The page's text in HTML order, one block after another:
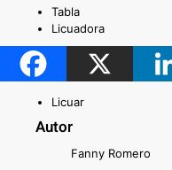
Tabla
Licuadora
Técnicas requeridas
Licuar
Autor
Fanny Romero